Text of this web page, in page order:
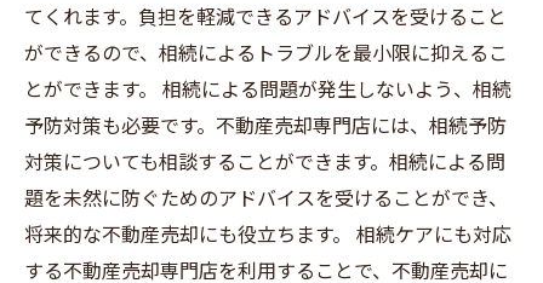
てくれます。負担を軽減できるアドバイスを受けること
ができるので、相続によるトラブルを最小限に抑えるこ
とができます。 相続による問題が発生しないよう、相続
予防対策も必要です。不動産売却専門店には、相続予防
対策についても相談することができます。相続による問
題を未然に防ぐためのアドバイスを受けることができ、
将来的な不動産売却にも役立ちます。 相続ケアにも対応
する不動産売却専門店を利用することで、不動産売却に